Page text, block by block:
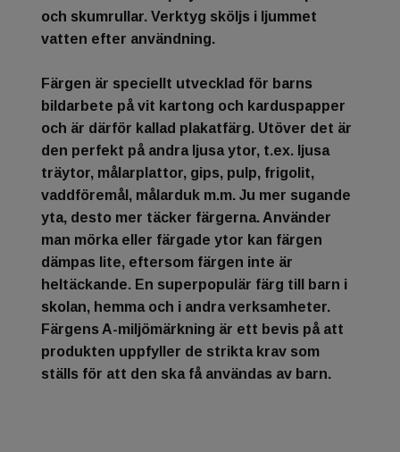
och skumrullar. Verktyg sköljs i ljummet
vatten efter användning.
Färgen är speciellt utvecklad för barns
bildarbete på vit kartong och karduspapper
och är därför kallad plakatfärg. Utöver det är
den perfekt på andra ljusa ytor, t.ex. ljusa
träytor, målarplattor, gips, pulp, frigolit,
vaddföremål, målarduk m.m. Ju mer sugande
yta, desto mer täcker färgerna. Använder
man mörka eller färgade ytor kan färgen
dämpas lite, eftersom färgen inte är
heltäckande. En superpopulär färg till barn i
skolan, hemma och i andra verksamheter.
Färgens A-miljömärkning är ett bevis på att
produkten uppfyller de strikta krav som
ställs för att den ska få användas av barn.